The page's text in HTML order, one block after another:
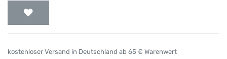
kostenloser Versand in Deutschland ab 65 € Warenwert